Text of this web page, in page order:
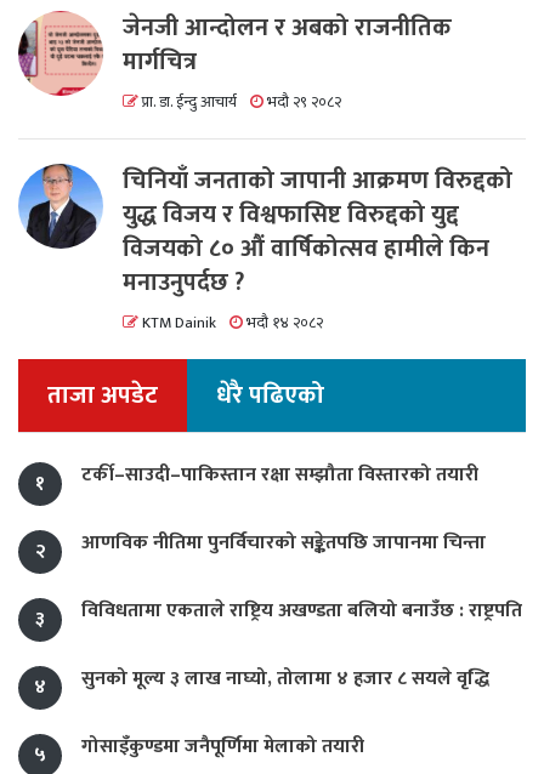
जेनजी आन्दोलन र अबको राजनीतिक
मार्गचित्र
प्रा. डा. ईन्दु आचार्य भदौ २९ २०८२
चिनियाँ जनताको जापानी आक्रमण विरुद्दको
युद्ध विजय र विश्वफासिष्ट विरुद्दको युद्द
विजयको ८० औं वार्षिकोत्सव हामीले किन
मनाउनुपर्दछ ?
KTM Dainik भदौ १४ २०८२
ताजा अपडेट धेरै पढिएको
१ टर्की–साउदी–पाकिस्तान रक्षा सम्झौता विस्तारको तयारी
२ आणविक नीतिमा पुनर्विचारको सङ्केतपछि जापानमा चिन्ता
३ विविधतामा एकताले राष्ट्रिय अखण्डता बलियो बनाउँछ : राष्ट्रपति
४ सुनको मूल्य ३ लाख नाघ्यो, तोलामा ४ हजार ८ सयले वृद्धि
५ गोसाइँकुण्डमा जनैपूर्णिमा मेलाको तयारी